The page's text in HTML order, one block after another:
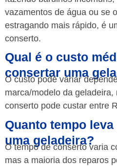
vazamentos de água ou se
estragando mais rápido, é
conserto.
Qual é o custo
consertar uma
O custo pode variar
marca/modelo da
conserto pode custar entre
Quanto tempo
uma geladeira?
O tempo de conserto varia
mas a maioria dos reparos